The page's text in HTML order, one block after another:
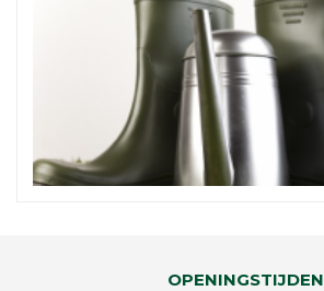
OPENINGSTIJDEN